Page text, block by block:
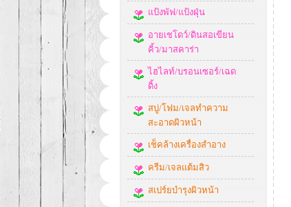
แป้งพัฟ/แป้งฝุ่น
อายเชโดว์/ดินสอเขียน
คิ้ว/มาสคาร่า
ไฮไลท์/บรอนเซอร์/เฉด
ดิ้ง
สบู่/โฟม/เจลทำความ
สะอาดผิวหน้า
เช็คล้างเครื่องสำอาง
ครีม/เจลแต้มสิว
สเปร์ยบำรุงผิวหน้า